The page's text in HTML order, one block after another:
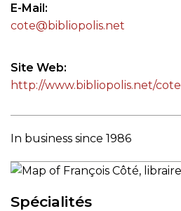
E-Mail
cote@bibliopolis.net
Site Web
http://www.bibliopolis.net/cote
In business since 1986
Spécialités